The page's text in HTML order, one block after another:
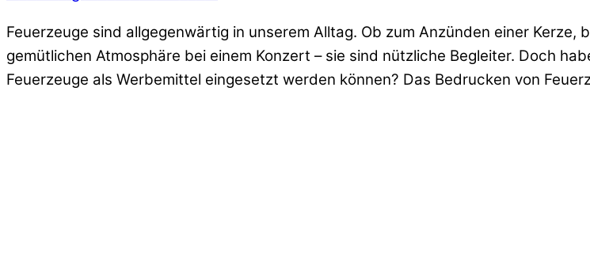
Feuerzeuge sind allgegenwärtig in unserem Alltag. Ob zum Anzünden einer
gemütlichen Atmosphäre bei einem Konzert – sie sind nützliche Begleiter. Doch
Feuerzeuge als Werbemittel eingesetzt werden können? Das Bedrucken von